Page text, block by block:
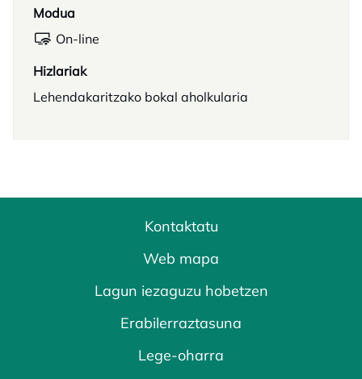
Modua
On-line
Hizlariak
Lehendakaritzako bokal aholkularia
Kontaktatu
Web mapa
Lagun iezaguzu hobetzen
Erabilerraztasuna
Lege-oharra